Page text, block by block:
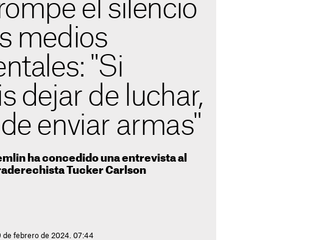
el silencio
medios
"Si
dejar de luchar,
enviar armas"
ha concedido una entrevista al
Tucker Carlson
de febrero de 2024. 07:44